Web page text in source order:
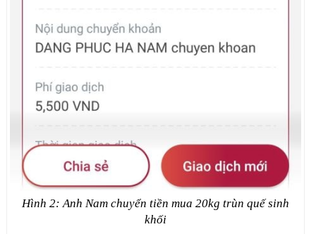
Hình 2: Anh Nam chuyển tiền mua 20kg trùn quế sinh
khối